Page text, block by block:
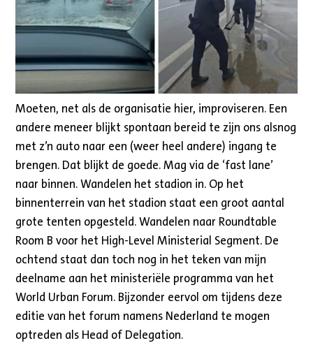
Moeten, net als de organisatie hier, improviseren. Een
andere meneer blijkt spontaan bereid te zijn ons alsnog
met z’n auto naar een (weer heel andere) ingang te
brengen. Dat blijkt de goede. Mag via de ‘fast lane’
naar binnen. Wandelen het stadion in. Op het
binnenterrein van het stadion staat een groot aantal
grote tenten opgesteld. Wandelen naar Roundtable
Room B voor het High-Level Ministerial Segment. De
ochtend staat dan toch nog in het teken van mijn
deelname aan het ministeriële programma van het
World Urban Forum. Bijzonder eervol om tijdens deze
editie van het forum namens Nederland te mogen
optreden als Head of Delegation.